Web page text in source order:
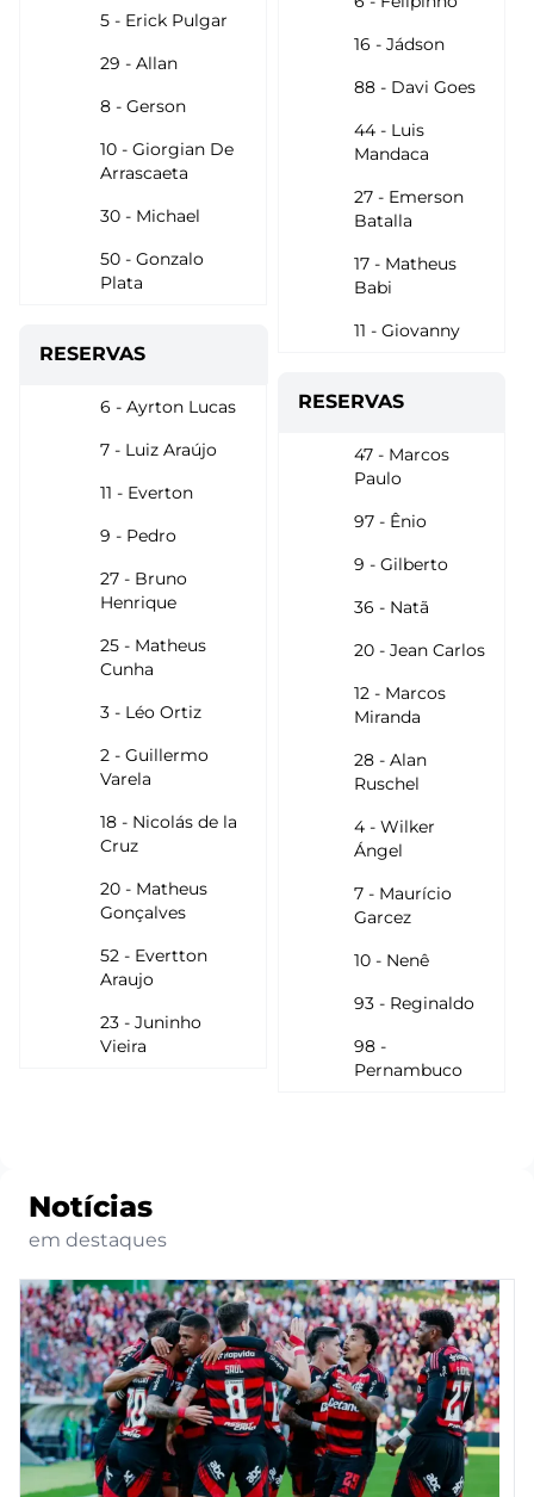
5 - Erick Pulgar
29 - Allan
8 - Gerson
10 - Giorgian De
Arrascaeta
30 - Michael
50 - Gonzalo
Plata
RESERVAS
6 - Ayrton Lucas
7 - Luiz Araújo
11 - Everton
9 - Pedro
27 - Bruno
Henrique
25 - Matheus
Cunha
3 - Léo Ortiz
2 - Guillermo
Varela
18 - Nicolás de la
Cruz
20 - Matheus
Gonçalves
52 - Evertton
Araujo
23 - Juninho
Vieira
16 - Jádson
88 - Davi Goes
44 - Luis
Mandaca
27 - Emerson
Batalla
17 - Matheus
Babi
11 - Giovanny
RESERVAS
47 - Marcos
Paulo
97 - Ênio
9 - Gilberto
36 - Natã
20 - Jean Carlos
12 - Marcos
Miranda
28 - Alan
Ruschel
4 - Wilker
Ángel
7 - Maurício
Garcez
10 - Nenê
93 - Reginaldo
98 -
Pernambuco
Notícias
em destaques